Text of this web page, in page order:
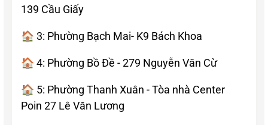
139 Cầu Giấy
🏠 3: Phường Bạch Mai- K9 Bách Khoa
🏠 4: Phường Bồ Đề - 279 Nguyễn Văn Cừ
🏠 5: Phường Thanh Xuân - Tòa nhà Center
Poin 27 Lê Văn Lương